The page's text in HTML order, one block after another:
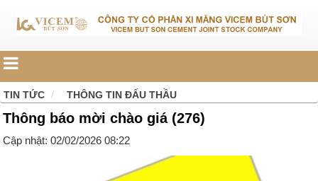
TIN TỨC THÔNG TIN ĐẤU THẦU
Thông báo mời chào giá (276)
Cập nhật: 02/02/2026 08:22